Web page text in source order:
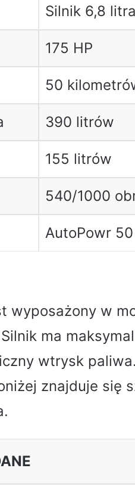
Silnik 6,8 litra
175 HP
50
390 litrów
155 litrów
540/1000
AutoPowr
wyposażony w
ma
wtrysk
znajduje się